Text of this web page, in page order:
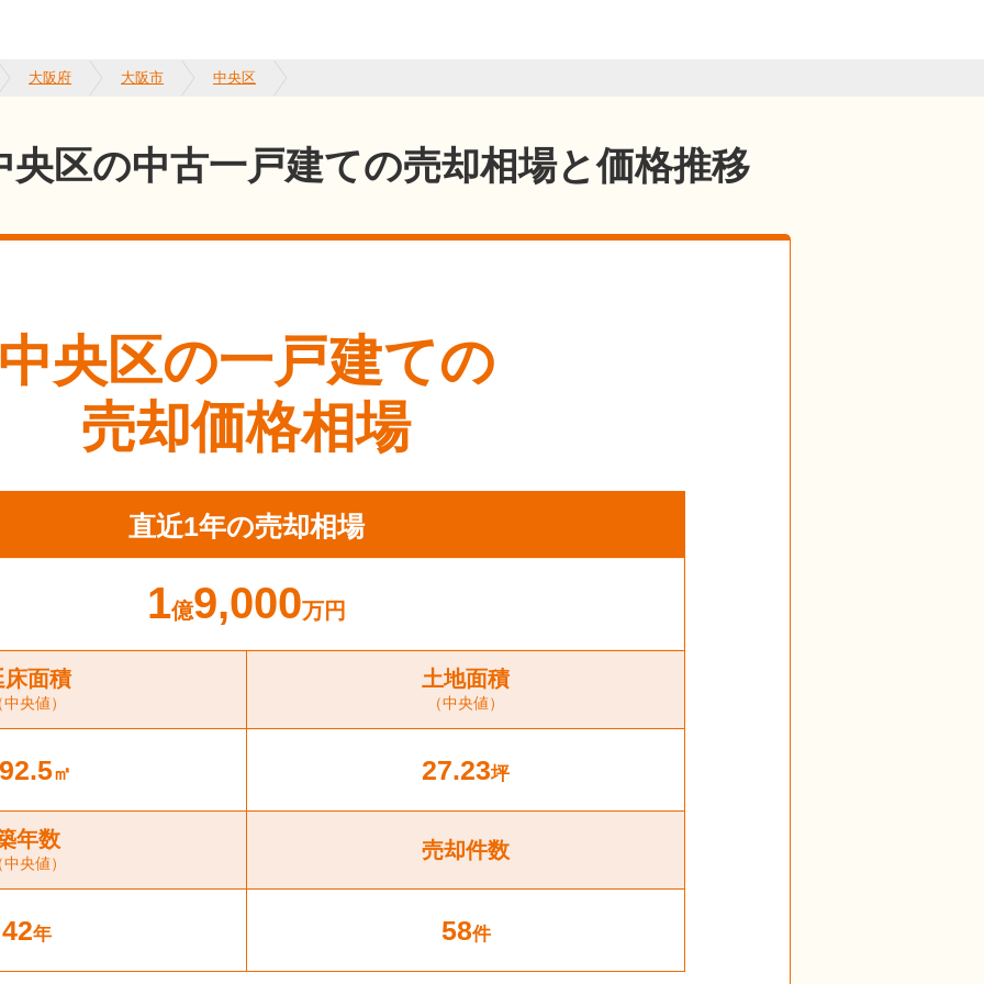
大阪府 大阪市 中央区
央区の中古一戸建ての売却相場と価格推移
央区の一戸建ての
売却価格相場
直近1年の売却相場
1億9,000万円
床面積
央値）
土地面積
（中央値）
㎡ 27.23坪
年数
央値）
売却件数
42年 58件